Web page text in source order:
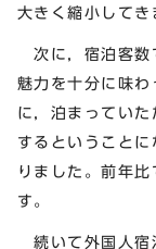
大きく縮小してき
次に，宿泊客数
魅力を十分に味
に，泊まってい
するということ
りました。前年
す。
続いて外国人宿